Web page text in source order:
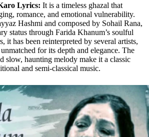
Lyrics: It is a timeless ghazal that
romance, and emotional vulnerability.
Hashmi and composed by Sohail Rana,
status through Farida Khanum’s soulful
it has been reinterpreted by several artists,
for its depth and elegance. The
slow, haunting melody make it a classic
and semi-classical music.